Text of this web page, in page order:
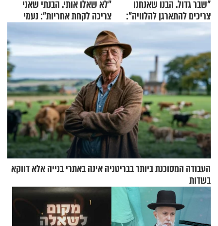
"שבר גדול. הבנו שאנחנו
צריכים להתארגן להלוויה":
זוגיות במבחן, הפעם עם מרים
וגד דנינו
"לא שאלו אותי. הבנתי שאני
צריכה לקחת אחריות": נעמי
בנט בריאיון אישי
העבודה המסוכנת ביותר בבריטניה אינה באתרי בנייה אלא דווקא
בשדות